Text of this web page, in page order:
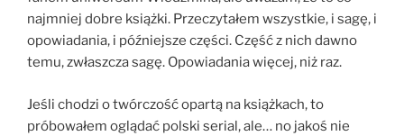
najmniej dobre książki. Przeczytałem wszystkie, i sagę, i
opowiadania, i późniejsze części. Część z nich dawno
temu, zwłaszcza sagę. Opowiadania więcej, niż raz.
Jeśli chodzi o twórczość opartą na książkach, to
próbowałem oglądać polski serial, ale… no jakoś nie